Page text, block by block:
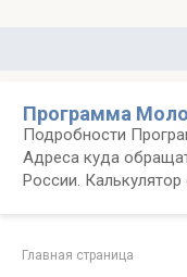
Программа
Подробности
Адреса куда
России.
Главная страница